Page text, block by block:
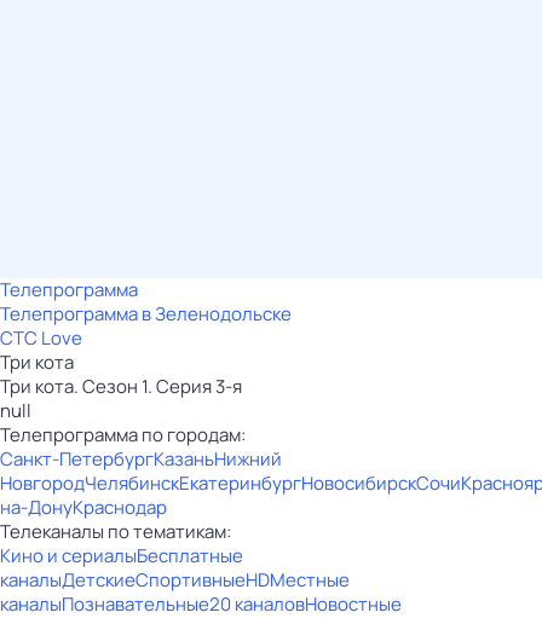
Телепрограмма
Телепрограмма в Зеленодольске
СТС Love
Три кота
Три кота. Сезон 1. Серия 3-я
null
Телепрограмма по городам:
Санкт-ПетербургКазаньНижний
НовгородЧелябинскЕкатеринбургНовосибирскСочи
на-ДонуКраснодар
Телеканалы по тематикам:
Кино и сериалыБесплатные
каналыДетскиеСпортивныеHDМестные
каналыПознавательные20 каналовНовостные